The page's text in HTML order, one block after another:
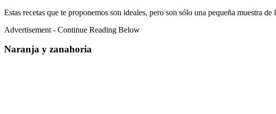
Estas recetas que te proponemos son ideales, pero son sólo una pequeña muestra
Advertisement - Continue Reading Below
Naranja y zanahoria